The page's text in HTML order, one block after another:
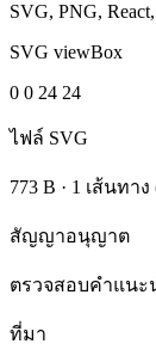
SVG, PNG,
SVG viewBox
0 0 24 24
ไฟล์ SVG
773 B · 1 เส้นทาง
สัญญาอนุญาต
ตรวจสอบคำแนะ
ที่มา